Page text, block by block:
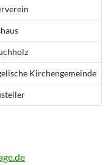
Kirchengemeinde